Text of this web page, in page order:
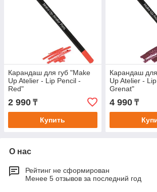
Карандаш для губ "Make
Up Atelier - Lip Pencil -
Red"
2 990 ₸
Купить
Карандаш
Up Atelier -
Grenat"
4 990₸
О нас
Рейтинг не сформирован
Менее 5 отзывов за последний год